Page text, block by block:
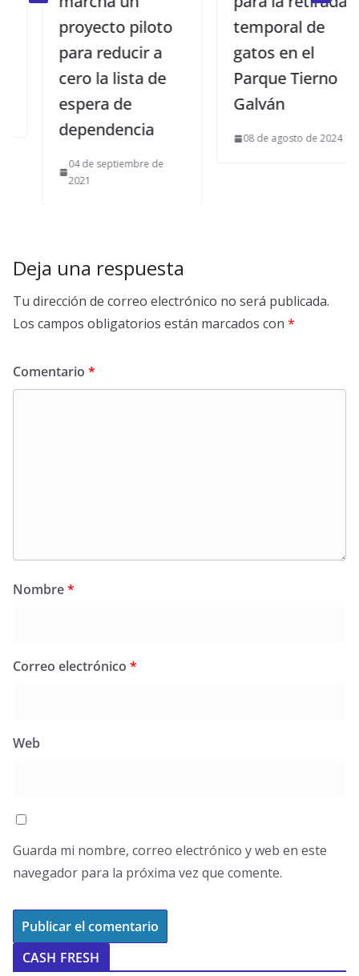
proyecto piloto
para reducir a
cero la lista de
espera de
dependencia
04 de septiembre de
2021
temporal de
gatos en el
Parque Tierno
Galván
08 de agosto de 2024
Deja una respuesta
Tu dirección de correo electrónico no será publicada.
Los campos obligatorios están marcados con *
Comentario *
Nombre*
Correo electrónico *
Web
Guarda mi nombre, correo electrónico y web en este
navegador para la próxima vez que comente.
CASH FRESH